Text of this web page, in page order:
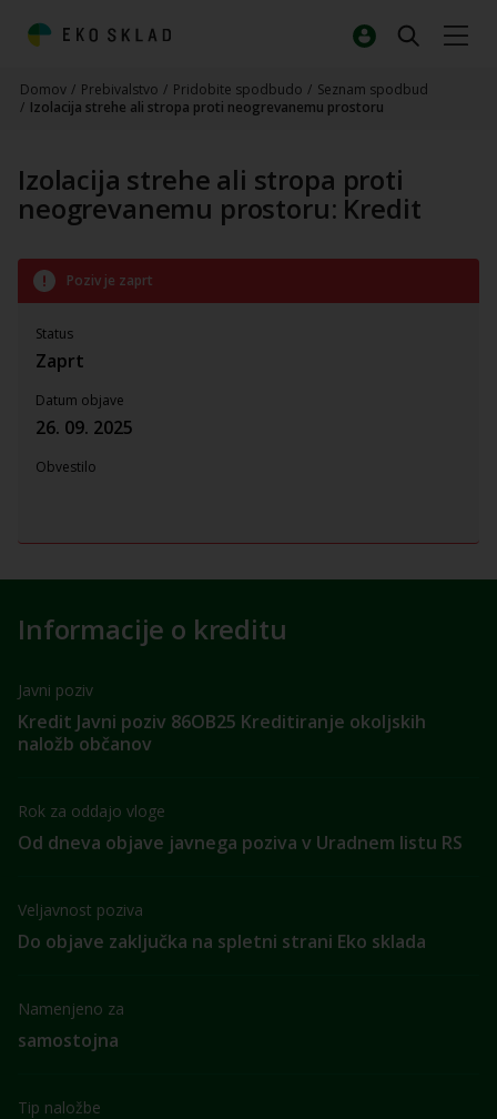
Domov / Prebivalstvo / Pridobite spodbudo / Seznam spodbud
/ Izolacija strehe ali stropa proti neogrevanemu prostoru
Izolacija strehe ali stropa proti
neogrevanemu prostoru: Kredit
Informacije o kreditu
Javni poziv
Kredit Javni poziv 86OB25 Kreditiranje okoljskih
naložb občanov
Rok za oddajo vloge
Od dneva objave javnega poziva v Uradnem listu RS
Veljavnost poziva
Do objave zaključka na spletni strani Eko sklada
Namenjeno za
samostojna
Tip naložbe
Poziv je zaprt
Status
Zaprt
Datum objave
26. 09. 2025
Obvestilo